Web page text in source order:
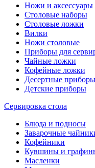
Ножи и аксессуары
Столовые наборы
Столовые ложки
Вилки
Ножи столовые
Приборы для
Чайные ложки
Кофейные ложки
Десертные приборы
Детские приборы
Сервировка стола
Блюда и подносы
Заварочные
Кофейники
Кувшины и
Масленки